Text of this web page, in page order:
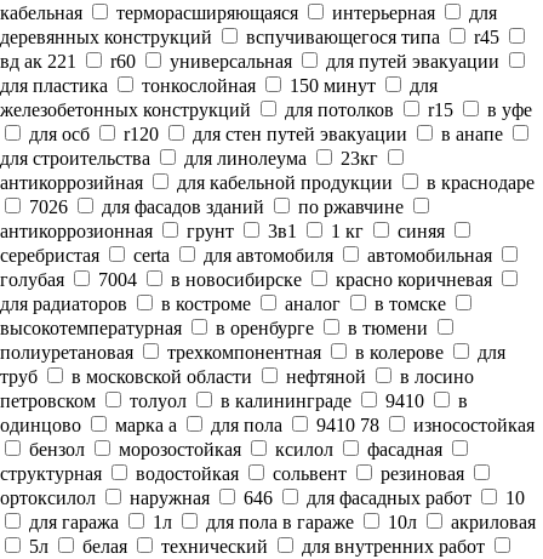
кабельная
терморасширяющаяся интерьерная
для
деревянных конструкций
вспучивающегося типа
r45
вд ак 221
r60 универсальная
для путей эвакуации
для пластика
тонкослойная 150 минут
для
железобетонных конструкций
для потолков r15
в уфе
для осб
r120 для стен путей эвакуации
в анапе
для строительства
для линолеума
23кг
антикоррозийная
для кабельной продукции
в краснодаре
7026
для фасадов зданий
по ржавчине
антикоррозионная
грунт 3в1 1 кг
синяя
серебристая
certa для автомобиля
автомобильная
голубая
7004 в новосибирске
красно коричневая
для радиаторов
в костроме аналог
в томске
высокотемпературная
в оренбурге
в тюмени
полиуретановая
трехкомпонентная в колерове
для
труб
в московской области нефтяной
в лосино
петровском
толуол в калининграде 9410
в
одинцово
марка а для пола 9410 78
износостойкая
бензол
морозостойкая ксилол
фасадная
структурная
водостойкая сольвент
резиновая
ортоксилол
наружная 646 для фасадных работ
10
для гаража
1л для пола в гараже 10л
акриловая
5л
белая технический
для внутренних работ